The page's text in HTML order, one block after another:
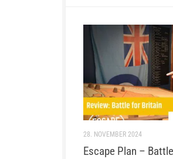
28. NOVEMBER 2024
Escape Plan –